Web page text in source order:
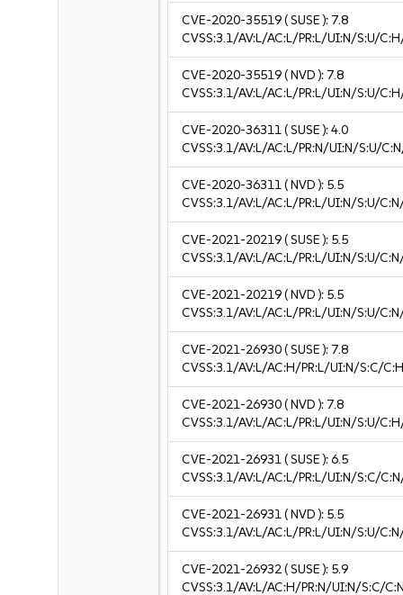
CVE-2020-35519( SUSE ): 7.8
CVSS:3.1/AV:L/AC:L/PR:L/UI:N/S:U/
CVE-2020-35519( NVD ): 7.8
CVSS:3.1/AV:L/AC:L/PR:L/UI:N/S:U/
CVE-2020-36311( SUSE ):4.0
CVSS:3.1/AV:L/AC:L/PR:N/UI:N/S:U/
CVE-2020-36311( NVD ): 5.5
CVSS:3.1/AV:L/AC:L/PR:L/UI:N/S:U/
CVE-2021-20219( SUSE ): 5.5
CVSS:3.1/AV:L/AC:L/PR:L/UI:N/S:U/
CVE-2021-20219( NVD ): 5.5
CVSS:3.1/AV:L/AC:L/PR:L/UI:N/S:U/
CVE-2021-26930( SUSE ): 7.8
CVSS:3.1/AV:L/AC:H/PR:L/UI:N/S:C/
CVE-2021-26930( NVD ): 7.8
CVSS:3.1/AV:L/AC:L/PR:L/UI:N/S:U/
CVE-2021-26931( SUSE ):6.5
CVSS:3.1/AV:L/AC:L/PR:L/UI:N/S:C/
CVE-2021-26931( NVD ): 5.5
CVSS:3.1/AV:L/AC:L/PR:L/UI:N/S:U/
CVE-2021-26932( SUSE ): 5.9
CVSS:3.1/AV:L/AC:H/PR:N/UI:N/S:C/